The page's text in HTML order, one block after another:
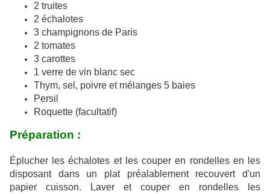
2 truites
2 échalotes
3 champignons de Paris
2 tomates
3 carottes
1 verre de vin blanc sec
Thym, sel, poivre et mélanges 5 baies
Persil
Roquette (facultatif)
Préparation :
Éplucher les échalotes et les couper en rondelles en les
disposant dans un plat préalablement recouvert d'un
papier cuisson. Laver et couper en rondelles les